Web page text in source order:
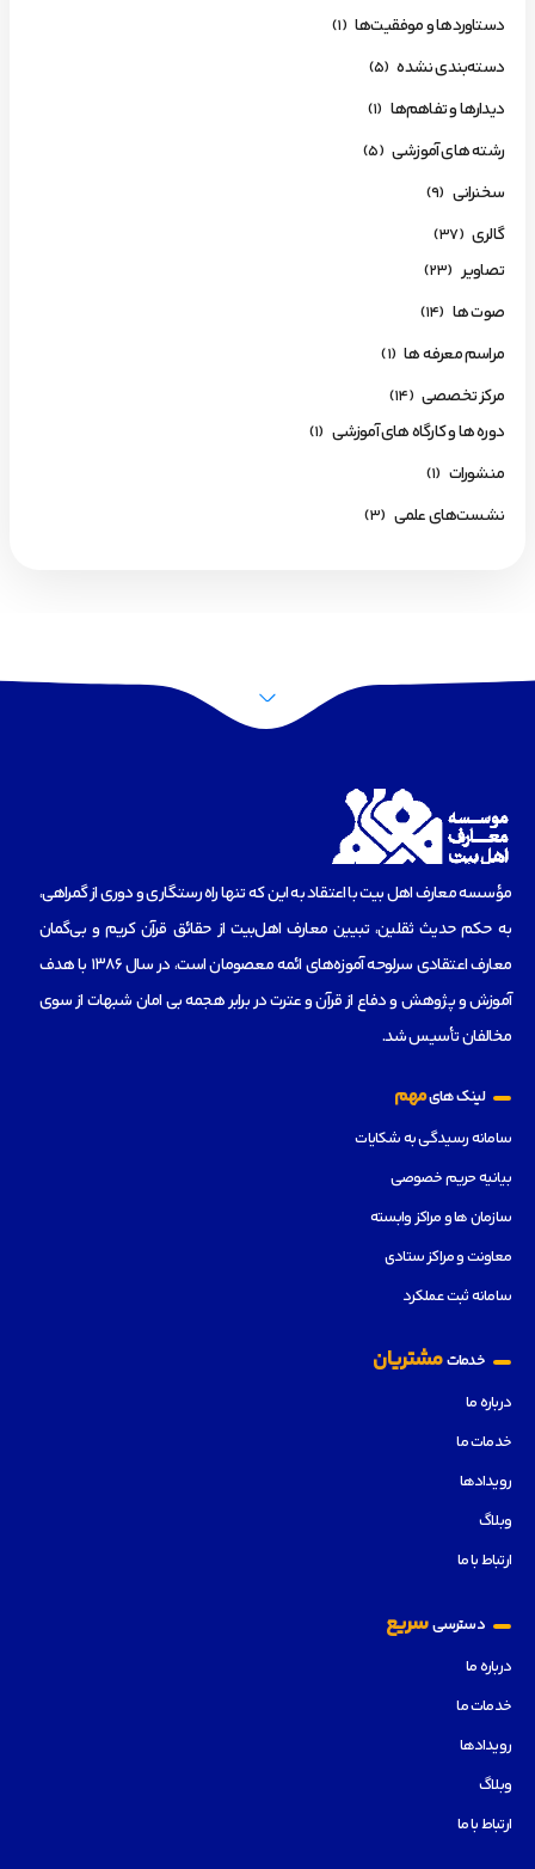
دستاوردها و موفقیت‌ها (1)
دسته‌بندی نشده (5)
دیدارها و تفاهم‌ها (1)
رشته های آموزشی (5)
سخنرانی (9)
گالری (37)
تصاویر (23)
صوت ها (14)
مراسم معرفه ها (1)
مرکز تخصصی (14)
دوره ها و کارگاه های آموزشی (1)
منشورات (1)
نشست‌های علمی (3)
مؤسسه‌ معارف اهل بیت با اعتقاد به این که تنها راه رستگاری و دوری از گمراهی،
به حکم حدیث ثقلین، تبیین معارف اهل‌بیت از حقائق قرآن کریم و بی‌گمان
معارف اعتقادی سرلوحه آموزه‌های ائمه معصومان است، در سال 1386 با هدف
آموزش و پژوهش و دفاع از قرآن و عترت در برابر هجمه بی امان شبهات از سوی
مخالفان تأسیس شد.
لینک هایمهم
سامانه رسیدگی به شکایات
بیانیه حریم خصوصی
سازمان ها و مراکز وابسته
معاونت و مراکز ستادی
سامانه ثبت عملکرد
خدماتمشتریان
درباره ما
خدمات ما
رویدادها
وبلاگ
ارتباط با ما
دسترسیسریع
درباره ما
خدمات ما
رویدادها
وبلاگ
ارتباط با ما